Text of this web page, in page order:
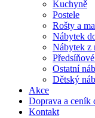
Kuchyně
Postele
Rošty a
Nábytek
Nábytek z
Ostatní
Dětský
Akce
Doprava a ceník
Kontakt